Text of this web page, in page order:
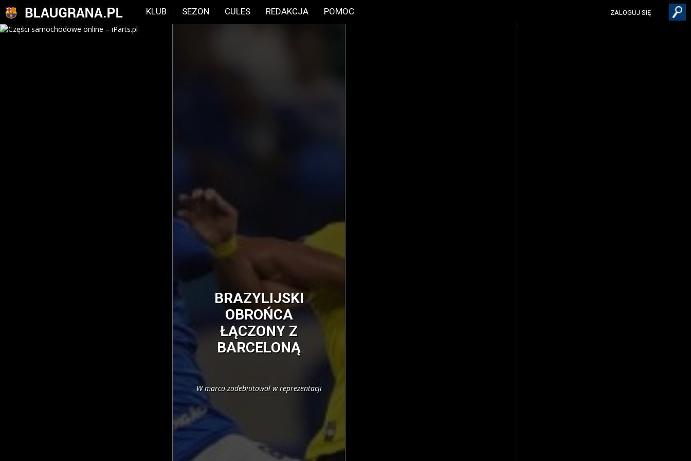
KLUB SEZON CULES REDAKCJA POMOC ZALOGUJ SIĘ
BRAZYLIJSKI
OBROŃCA
ŁĄCZONY Z
BARCELONĄ
W marcu zadebiutował w reprezentacji